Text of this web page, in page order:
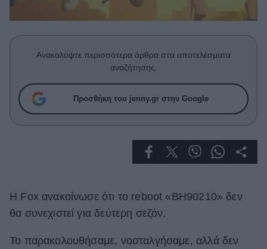
Πρόσωπα
Συνεντεύξεις
Who
True Stories
Ask the Guru
Living
Deco
Ανακαλύψτε περισσότερα άρθρα στα αποτελέσματα
αναζήτησης.
Προσθήκη του jenny.gr στην Google
Η Fox ανακοίνωσε ότι το reboot «BH90210» δεν
θα συνεχιστεί για δεύτερη σεζόν.
Το παρακολουθήσαμε, νοσταλγήσαμε, αλλά δεν